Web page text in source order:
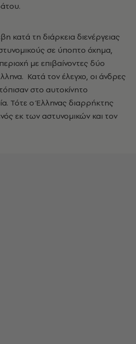
κατά τη διάρκεια διενέργειας
σε ύποπτο όχημα,
με επιβαίνοντες δύο
Κατά τον έλεγχο, οι άνδρες
στο αυτοκίνητο
Τότε ο Έλληνας διαρρήκτης
εκ των αστυνομικών και τον